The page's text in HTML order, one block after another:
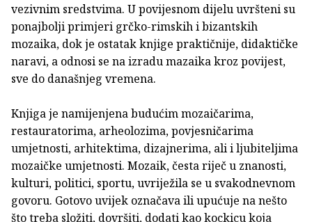
vezivnim sredstvima. U povijesnom dijelu uvršteni su
ponajbolji primjeri grčko-rimskih i bizantskih
mozaika, dok je ostatak knjige praktičnije, didaktičke
naravi, a odnosi se na izradu mazaika kroz povijest,
sve do današnjeg vremena.
Knjiga je namijenjena budućim mozaičarima,
restauratorima, arheolozima, povjesničarima
umjetnosti, arhitektima, dizajnerima, ali i ljubiteljima
mozaičke umjetnosti. Mozaik, česta riječ u znanosti,
kulturi, politici, sportu, uvriježila se u svakodnevnom
govoru. Gotovo uvijek označava ili upućuje na nešto
što treba složiti, dovršiti, dodati kao kockicu koja